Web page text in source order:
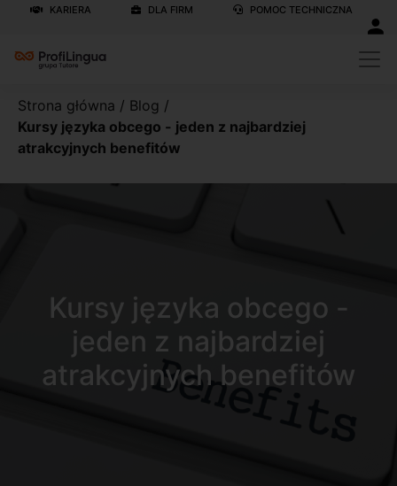
KARIERA DLA FIRM POMOC TECHNICZNA
Strona główna / Blog /
Kursy języka obcego - jeden z najbardziej
atrakcyjnych benefitów
Kursy języka obcego -
jeden z najbardziej
atrakcyjnych benefitów